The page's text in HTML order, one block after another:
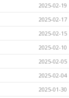
2025-02-19
2025-02-17
2025-02-15
2025-02-10
2025-02-05
2025-02-04
2025-01-30